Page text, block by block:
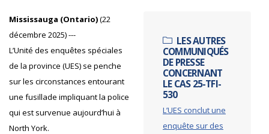
LES AUTRES
COMMUNIQUÉS
DE PRESSE
CONCERNANT
LE CAS 25-TFI-
530
L’UES conclut une
enquête sur des
Mississauga (Ontario)(22
décembre 2025) ---
L’Unité des enquêtes spéciales
de la province (UES) se penche
sur les circonstances entourant
une fusillade impliquant la police
qui est survenue aujourd’hui à
North York.